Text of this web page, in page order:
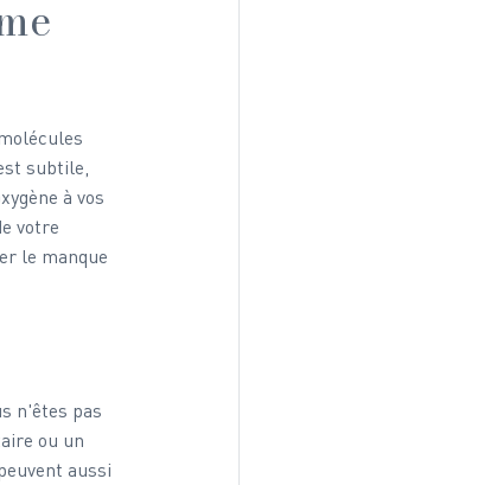
subtile,
à vos
votre
le manque
n'êtes pas
ou un
aussi